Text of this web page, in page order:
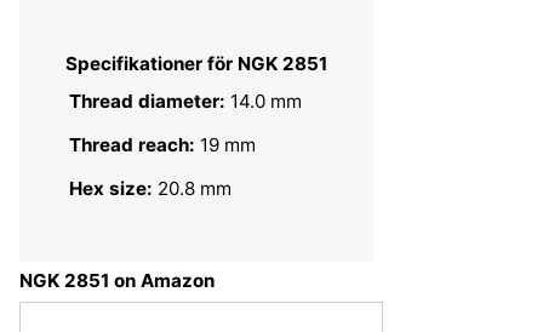
Specifikationer för NGK 2851
Thread diameter: 14.0 mm
Thread reach: 19 mm
Hex size: 20.8 mm
NGK 2851 on Amazon